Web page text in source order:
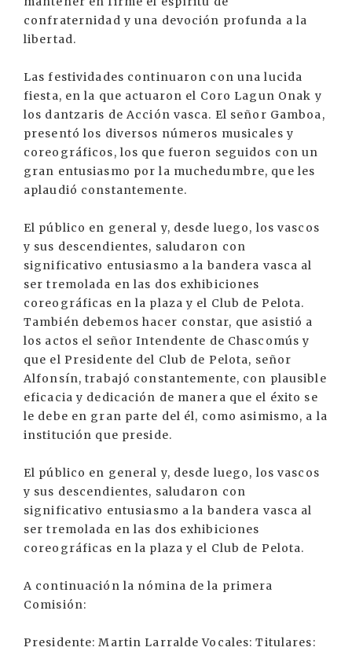
confraternidad y una devoción profunda a la
libertad.
Las festividades continuaron con una lucida
fiesta, en la que actuaron el Coro Lagun Onak y
los dantzaris de Acción vasca. El señor Gamboa,
presentó los diversos números musicales y
coreográficos, los que fueron seguidos con un
gran entusiasmo por la muchedumbre, que les
aplaudió constantemente.
El público en general y, desde luego, los vascos
y sus descendientes, saludaron con
significativo entusiasmo a la bandera vasca al
ser tremolada en las dos exhibiciones
coreográficas en la plaza y el Club de Pelota.
También debemos hacer constar, que asistió a
los actos el señor Intendente de Chascomús y
que el Presidente del Club de Pelota, señor
Alfonsín, trabajó constantemente, con plausible
eficacia y dedicación de manera que el éxito se
le debe en gran parte del él, como asimismo, a la
institución que preside.
El público en general y, desde luego, los vascos
y sus descendientes, saludaron con
significativo entusiasmo a la bandera vasca al
ser tremolada en las dos exhibiciones
coreográficas en la plaza y el Club de Pelota.
A continuación la nómina de la primera
Comisión:
Presidente: Martin Larralde Vocales: Titulares: